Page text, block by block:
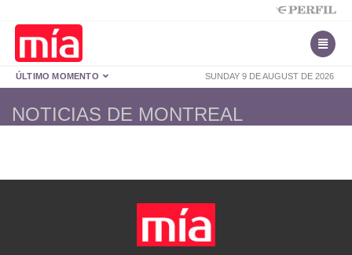
SUNDAY 9 DE AUGUST DE 2026
ÚLTIMO MOMENTO
NOTICIAS DE MONTREAL